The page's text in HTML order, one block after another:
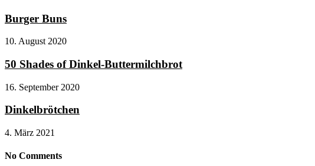
Burger Buns
10. August 2020
50 Shades of Dinkel-Buttermilchbrot
16. September 2020
Dinkelbrötchen
4. März 2021
No Comments